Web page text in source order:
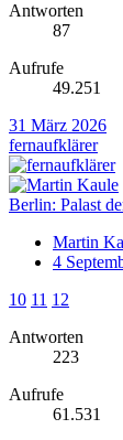
Antworten
87
Aufrufe
49.251
31 März 2026
fernaufklärer
Berlin: Palast
Martin
4
10 11 12
Antworten
223
Aufrufe
61.531